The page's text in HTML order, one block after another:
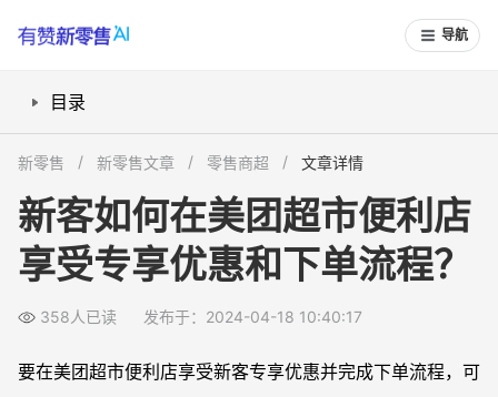
导航
目录
新零售 新零售文章 零售商超 文章详情
新客如何在美团超市便利店
享受专享优惠和下单流程？
358人已读 发布于：2024-04-18 10:40:17
要在美团超市便利店享受新客专享优惠并完成下单流程，可